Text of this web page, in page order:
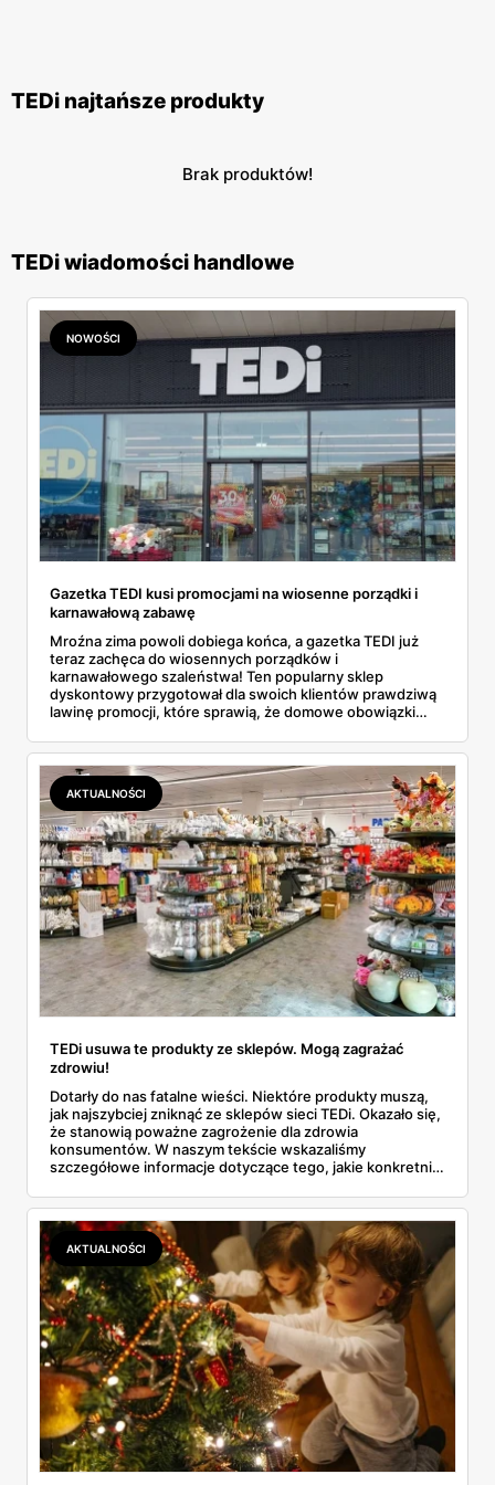
TEDi najtańsze produkty
Brak produktów!
TEDi wiadomości handlowe
NOWOŚCI
Gazetka TEDI kusi promocjami na wiosenne porządki i
karnawałową zabawę
Mroźna zima powoli dobiega końca, a gazetka TEDI już
teraz zachęca do wiosennych porządków i
karnawałowego szaleństwa! Ten popularny sklep
dyskontowy przygotował dla swoich klientów prawdziwą
lawinę promocji, które sprawią, że domowe obowiązki
ale na pewno będą mniej uciążliwe! Nie da się ukryć, że
gazetka TEDI tym razem naprawdę pozytywnie zaskakuje.
Znajdziemy w niej wszystko, czego potrzebujemy do
kompleksowych porządków - od podstawowych
akcesoriów po zaawansowany sprzęt. A co najlepsze?
Ceny naprawdę mogą zawrócić w głowie! I to nie jest
pusty slogan reklamowy.
AKTUALNOŚCI
TEDi usuwa te produkty ze sklepów. Mogą zagrażać
zdrowiu!
Dotarły do nas fatalne wieści. Niektóre produkty muszą,
jak najszybciej zniknąć ze sklepów sieci TEDi. Okazało się,
że stanowią poważne zagrożenie dla zdrowia
konsumentów. W naszym tekście wskazaliśmy
szczegółowe informacje dotyczące tego, jakie konkretnie
ostrożność.
AKTUALNOŚCI